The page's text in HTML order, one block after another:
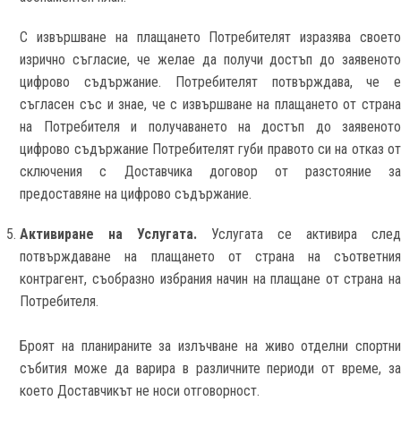
С извършване на плащането Потребителят изразява своето
изрично съгласие, че желае да получи достъп до заявеното
цифрово съдържание. Потребителят потвърждава, че е
съгласен със и знае, че с извършване на плащането от страна
на Потребителя и получаването на достъп до заявеното
цифрово съдържание Потребителят губи правото си на отказ от
сключения с Доставчика договор от разстояние за
предоставяне на цифрово съдържание.
Активиране на Услугата. Услугата се активира след
потвърждаване на плащането от страна на съответния
контрагент, съобразно избрания начин на плащане от страна на
Потребителя.
Броят на планираните за излъчване на живо отделни спортни
събития може да варира в различните периоди от време, за
което Доставчикът не носи отговорност.